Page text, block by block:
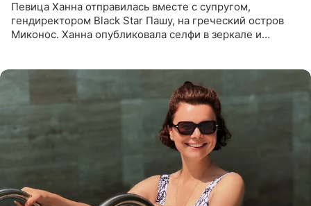
Певица Ханна отправилась вместе с супругом,
гендиректором Black Star Пашу, на греческий остров
Миконос. Ханна опубликовала селфи в зеркале и